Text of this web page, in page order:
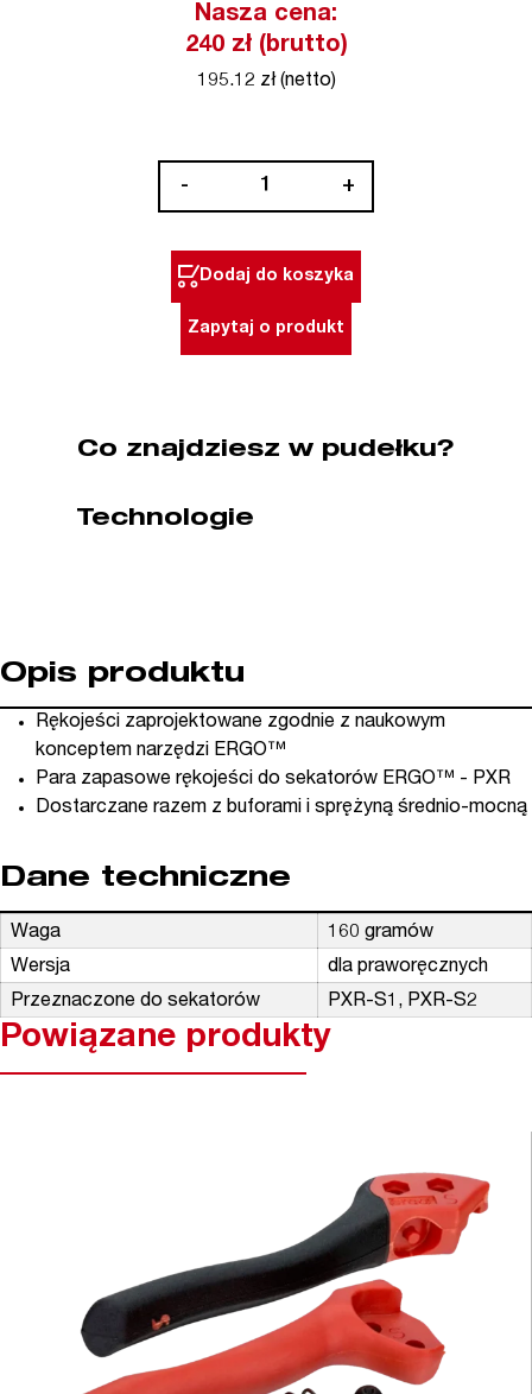
Nasza cena:
240 zł (brutto)
195.12 zł (netto)
-
do
sekatora
PXR-
RT821P)
+
Dodaj do koszyka
Zapytaj o produkt
Co znajdziesz w pudełku?
Technologie
Opis produktu
Rękojeści zaprojektowane zgodnie z naukowym
konceptem narzędzi ERGO™
Para zapasowe rękojeści do sekatorów ERGO™ - PXR
Dostarczane razem z buforami i sprężyną średnio-mocną
Dane techniczne
Waga
160 gramów
Wersja
dla praworęcznych
Przeznaczone do sekatorów
PXR-S1, PXR-S2
Powiązane produkty